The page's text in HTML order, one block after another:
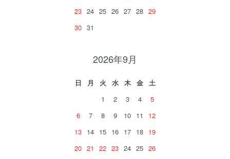
23 24 25 26 27 28 29
30 31
2026年9月
日 月 火 水 木 金
土
1
2 3 4
5
6
7 8 9 10 11
12
13 14 15 16 17 18 19
20 21 22 23 24 25 26